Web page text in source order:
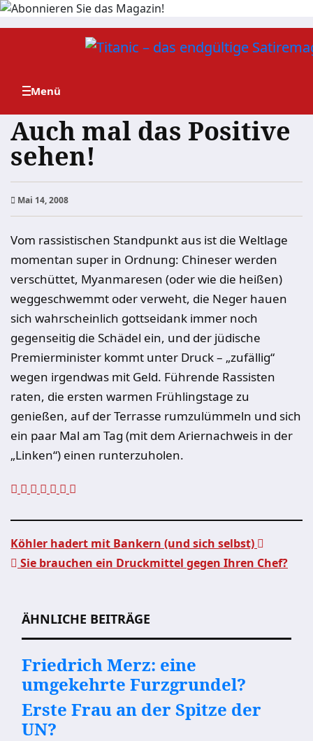
Zum
Auch mal das Positive
sehen!
Mai 14, 2008
Vom rassistischen Standpunkt aus ist die Weltlage
momentan super in Ordnung: Chineser werden
verschüttet, Myanmaresen (oder wie die heißen)
weggeschwemmt oder verweht, die Neger hauen
sich wahrscheinlich gottseidank immer noch
gegenseitig die Schädel ein, und der jüdische
Premierminister kommt unter Druck – „zufällig“
wegen irgendwas mit Geld. Führende Rassisten
raten, die ersten warmen Frühlingstage zu
genießen, auf der Terrasse rumzulümmeln und sich
ein paar Mal am Tag (mit dem Ariernachweis in der
„Linken“) einen runterzuholen.
Köhler hadert mit Bankern (und sich selbst)
Sie brauchen ein Druckmittel gegen Ihren Chef?
ÄHNLICHE BEITRÄGE
Friedrich Merz: eine
umgekehrte Furzgrundel?
Erste Frau an der Spitze der
UN?